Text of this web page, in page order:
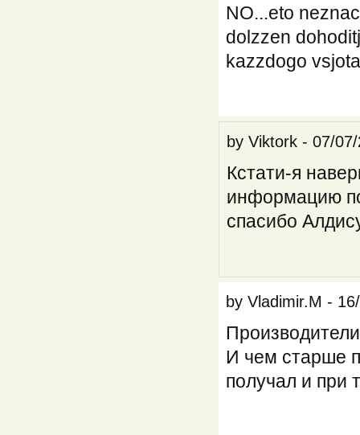
NO...eto
dolzzen
kazzdogo
byViktork -07/
Кстати-я
информацию
спасибо
byVladimir.M -
И чем старше
получал и при